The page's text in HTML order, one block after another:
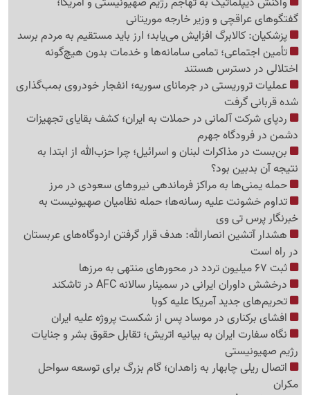
گفتگوهای عراقچی و وزیر خارجه موریتانی
پزشکیان: کالابرگ افزایش می‌یابد؛ ارز باید مستقیم به مردم برسد
تأمین اجتماعی؛ تمامی سامانه‌ها و خدمات بدون هیچ‌گونه
اختلالی در دسترس هستند
عملیات تروریستی در جرمانای سوریه؛ انفجار خودروی بمب‌گذاری
شده قربانی گرفت
ردپای شرکت آلمانی در حملات به ایران؛ کشف بقایای تجهیزات
دشمن در فرودگاه جهرم
بن‌بست در مذاکرات لبنان و اسرائیل؛ چرا حزب‌الله از ابتدا به
نتیجه آن بدبین بود؟
حمله یمنی‌ها به مراکز فرماندهی نیروهای سعودی در مرز
تداوم خشونت علیه رسانه‌ها؛ حمله نظامیان صهیونیست به
خبرنگار پرس تی وی
هشدار آتشین انصارالله: هدف قرار گرفتن اردوگاه‌های عربستان
در راه است
ثبت 67 میلیون تردد در محورهای منتهی به مرزها
درخشش داوران ایرانی در سمینار سالانه AFC در تاشکند
تحریم‌های جدید آمریکا علیه کوبا
افشای برکناری در موساد پس از شکست پروژه علیه ایران
نگاه سفارت ایران به بیانیه اتریش؛ تقابل حقوق بشر و جنایات
رژیم صهیونیستی
اتصال ریلی چابهار به زاهدان؛ گام بزرگ برای توسعه سواحل
مکران